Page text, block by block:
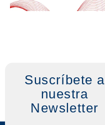
Suscríbete a
nuestra
Newsletter